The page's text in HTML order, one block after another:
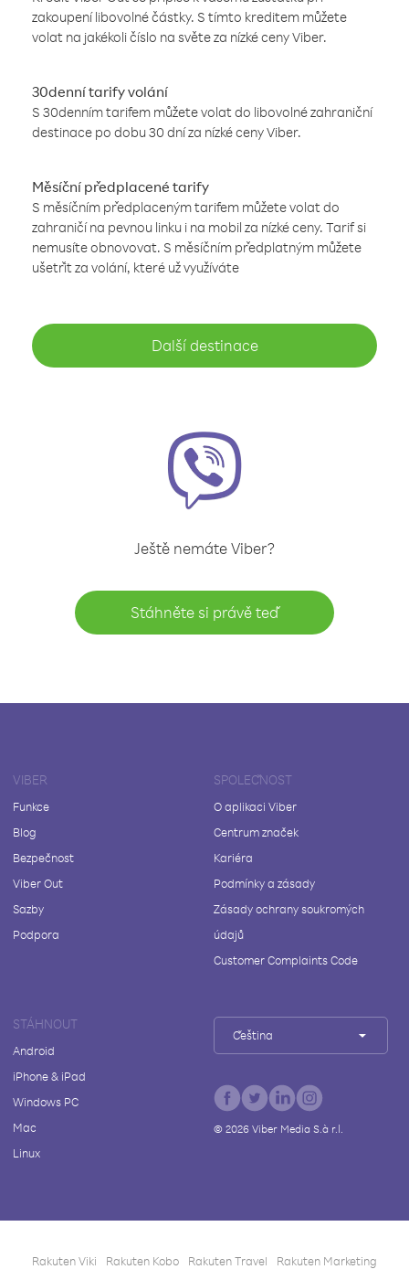
zakoupení libovolné částky. S tímto kreditem můžete
volat na jakékoli číslo na světe za nízké ceny Viber.
30denní tarify volání
S 30denním tarifem můžete volat do libovolné zahraniční
destinace po dobu 30 dní za nízké ceny Viber.
Měsíční předplacené tarify
S měsíčním předplaceným tarifem můžete volat do
zahraničí na pevnou linku i na mobil za nízké ceny. Tarif si
nemusíte obnovovat. S měsíčním předplatným můžete
ušetřit za volání, které už využíváte
Další destinace
Ještě nemáte Viber?
Stáhněte si právě teď
VIBER
Funkce
Blog
Bezpečnost
Viber Out
Sazby
Podpora
SPOLEČNOST
O aplikaci Viber
Centrum značek
Kariéra
Podmínky a zásady
Zásady ochrany soukromých
údajů
Customer Complaints Code
STÁHNOUT
Android
iPhone & iPad
Windows PC
Mac
Linux
Čeština
© 2026Viber Media S.à r.l.
Rakuten Viki Rakuten Kobo Rakuten Travel Rakuten Marketing